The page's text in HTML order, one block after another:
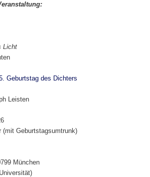
Licht
Geburtstag des Dichters
Leisten
(mit Geburtstagsumtrunk)
München